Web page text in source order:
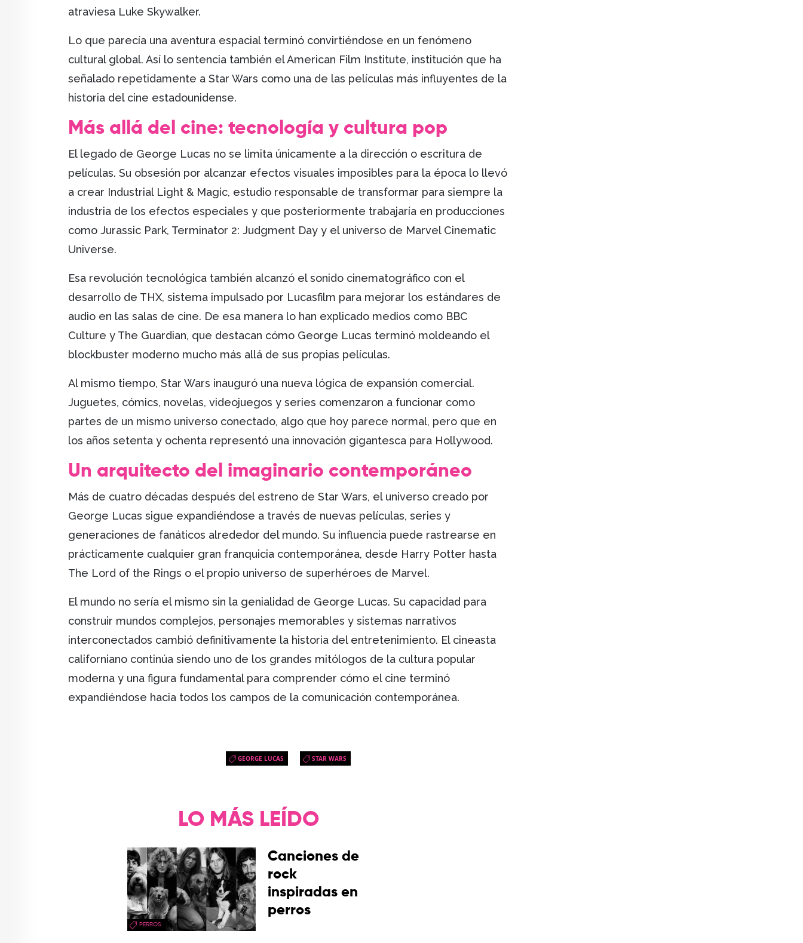
atraviesa Luke Skywalker.
Lo que parecía una aventura espacial terminó convirtiéndose en un fenómeno
cultural global. Así lo sentencia también el American Film Institute, institución que ha
señalado repetidamente a Star Wars como una de las películas más influyentes de la
historia del cine estadounidense.
Más allá del cine: tecnología y cultura pop
El legado de George Lucas no se limita únicamente a la dirección o escritura de
películas. Su obsesión por alcanzar efectos visuales imposibles para la época lo llevó
a crear Industrial Light & Magic, estudio responsable de transformar para siempre la
industria de los efectos especiales y que posteriormente trabajaría en producciones
como Jurassic Park, Terminator 2: Judgment Day y el universo de Marvel Cinematic
Universe.
Esa revolución tecnológica también alcanzó el sonido cinematográfico con el
desarrollo de THX, sistema impulsado por Lucasfilm para mejorar los estándares de
audio en las salas de cine. De esa manera lo han explicado medios como BBC
Culture y The Guardian, que destacan cómo George Lucas terminó moldeando el
blockbuster moderno mucho más allá de sus propias películas.
Al mismo tiempo, Star Wars inauguró una nueva lógica de expansión comercial.
Juguetes, cómics, novelas, videojuegos y series comenzaron a funcionar como
partes de un mismo universo conectado, algo que hoy parece normal, pero que en
los años setenta y ochenta representó una innovación gigantesca para Hollywood.
Un arquitecto del imaginario contemporáneo
Más de cuatro décadas después del estreno de Star Wars, el universo creado por
George Lucas sigue expandiéndose a través de nuevas películas, series y
generaciones de fanáticos alrededor del mundo. Su influencia puede rastrearse en
prácticamente cualquier gran franquicia contemporánea, desde Harry Potter hasta
The Lord of the Rings o el propio universo de superhéroes de Marvel.
El mundo no sería el mismo sin la genialidad de George Lucas. Su capacidad para
construir mundos complejos, personajes memorables y sistemas narrativos
interconectados cambió definitivamente la historia del entretenimiento. El cineasta
californiano continúa siendo uno de los grandes mitólogos de la cultura popular
moderna y una figura fundamental para comprender cómo el cine terminó
expandiéndose hacia todos los campos de la comunicación contemporánea.
GEORGE LUCAS STAR WARS
LO MÁS LEÍDO
PERROS
Canciones de
rock
inspiradas en
perros